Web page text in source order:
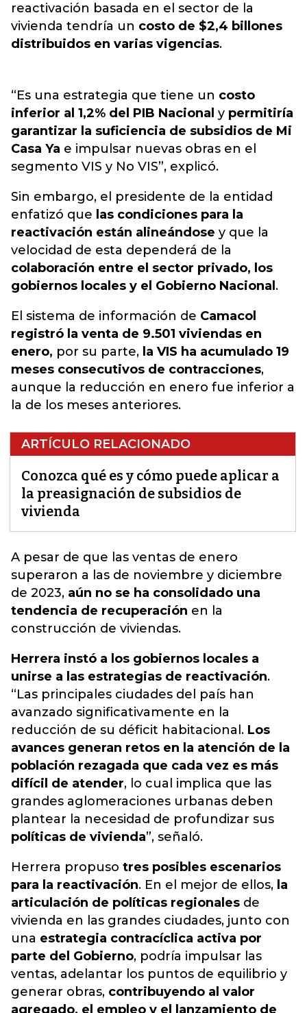
reactivación basada en el sector de la
vivienda tendría un costo de $2,4 billones
distribuidos en varias vigencias.
“Es una estrategia que tiene un costo
inferior al 1,2% del PIB Nacional y permitiría
garantizar la suficiencia de subsidios de Mi
Casa Ya e impulsar nuevas obras en el
segmento VIS y No VIS”, explicó.
Sin embargo, el presidente de la entidad
enfatizó que las condiciones para la
reactivación están alineándose y que la
velocidad de esta dependerá de la
colaboración entre el sector privado, los
gobiernos locales y el Gobierno Nacional .
El sistema de información de Camacol
registró la venta de 9.501 viviendas en
enero, por su parte, la VIS ha acumulado 19
meses consecutivos de contracciones,
aunque la reducción en enero fue inferior a
la de los meses anteriores.
ARTÍCULO RELACIONADO
Conozca qué es y cómo puede aplicar a
la preasignación de subsidios de
vivienda
A pesar de que las ventas de enero
superaron a las de noviembre y diciembre
de 2023, aún no se ha consolidado una
tendencia de recuperación en la
construcción de viviendas.
Herrera instó a los gobiernos locales a
unirse a las estrategias de reactivación.
“Las principales ciudades del país han
avanzado significativamente en la
reducción de su déficit habitacional. Los
avances generan retos en la atención de la
población rezagada que cada vez es más
difícil de atender, lo cual implica que las
grandes aglomeraciones urbanas deben
plantear la necesidad de profundizar sus
políticas de vivienda”, señaló.
Herrera propuso tres posibles escenarios
para la reactivación. En el mejor de ellos, la
articulación de políticas regionales de
vivienda en las grandes ciudades, junto con
una estrategia contracíclica activa por
parte del Gobierno, podría impulsar las
ventas, adelantar los puntos de equilibrio y
generar obras, contribuyendo al valor
agregado, el empleo y el lanzamiento de